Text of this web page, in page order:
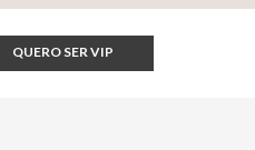
QUERO SER VIP